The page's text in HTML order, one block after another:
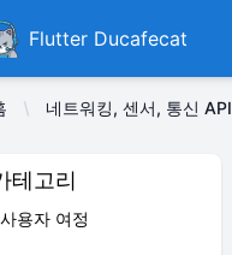
Flutter Ducafecat
네트워킹, 센서, 통신 API
테고리
사용자 여정